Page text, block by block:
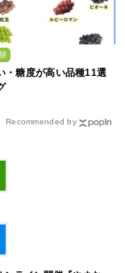
・糖度が高い品種11選
Recommended by